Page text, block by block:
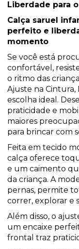
Liberdade para
Calça saruel
perfeito e
momento
Se você está
confortável,
o ritmo das
Ajuste na
escolha ideal.
praticidade e
maiores
para brincar com
Feita em tecido
calça oferece
e um caimento
da criança. A
pernas, permite
correr, explorar e
Além disso, o
um encaixe
frontal traz